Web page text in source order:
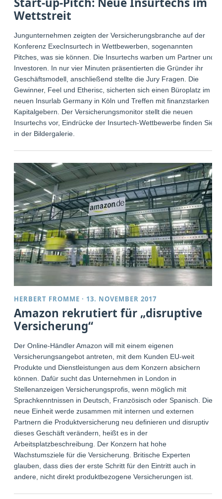
Wettstreit
Jungunternehmen zeigten der Versicherungsbranche auf der
Konferenz ExecInsurtech in Wettbewerben, sogenannten
Pitches, was sie können. Die Insurtechs warben um Partner und
Investoren. In nur vier Minuten präsentierten die Gründer ihr
Geschäftsmodell, anschließend stellte die Jury Fragen. Die
Gewinner, Feel und Etherisc, sicherten sich einen Büroplatz im
neuen Insurlab Germany in Köln und Treffen mit finanzstarken
Kapitalgebern. Der Versicherungsmonitor stellt die neuen
Insurtechs vor, Eindrücke der Insurtech-Wettbewerbe finden Sie
in der Bildergalerie.
HERBERT FROMME · 13. NOVEMBER 2017
Amazon rekrutiert für „disruptive
Versicherung“
Der Online-Händler Amazon will mit einem eigenen
Versicherungsangebot antreten, mit dem Kunden EU-weit
Produkte und Dienstleistungen aus dem Konzern absichern
können. Dafür sucht das Unternehmen in London in
Stellenanzeigen Versicherungsprofis, wenn möglich mit
Sprachkenntnissen in Deutsch, Französisch oder Spanisch. Die
neue Einheit werde zusammen mit internen und externen
Partnern die Produktversicherung neu definieren und disruptiv
dieses Geschäft verändern, heißt es in der
Arbeitsplatzbeschreibung. Der Konzern hat hohe
Wachstumsziele für die Versicherung. Britische Experten
glauben, dass dies der erste Schritt für den Eintritt auch in
andere, nicht direkt produktbezogene Versicherungen ist.